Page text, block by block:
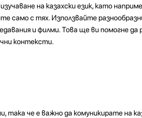
на казахски език, като
само с тях. Използвайте
и филми. Това ще ви помогне
контексти.
че е важно да комуникирате на